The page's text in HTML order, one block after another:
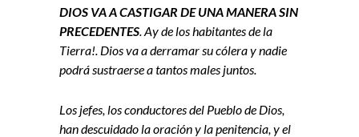
DIOS VA A CASTIGAR DE UNA MANERA SIN
PRECEDENTES . Ay de los habitantes de la
Tierra!. Dios va a derramar su cólera y nadie
podrá sustraerse a tantos males juntos.
Los jefes, los conductores del Pueblo de Dios,
han descuidado la oración y la penitencia, y el